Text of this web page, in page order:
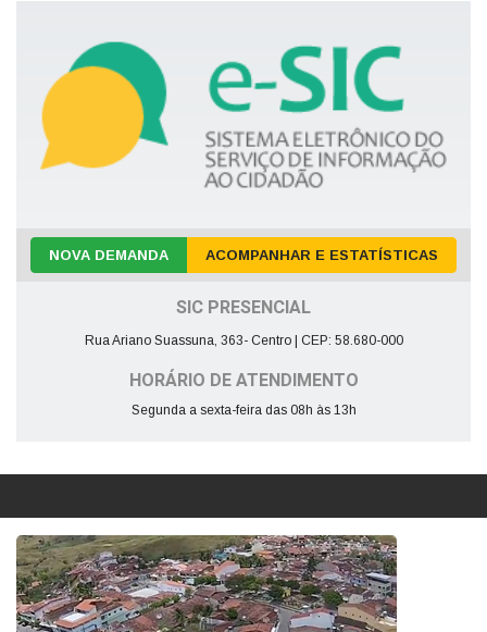
NOVA DEMANDA ACOMPANHAR E ESTATÍSTICAS
SIC PRESENCIAL
Rua Ariano Suassuna, 363- Centro | CEP: 58.680-000
HORÁRIO DE ATENDIMENTO
Segunda a sexta-feira das 08h às 13h